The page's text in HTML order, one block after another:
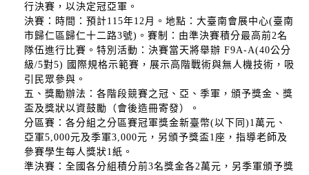
行決賽，以決定冠亞軍。
決賽：時間：預計115年12月。地點：大臺南會展中心(臺南
市歸仁區歸仁十二路3號)。賽制：由準決賽積分最高前2名
隊伍進行比賽。特別活動：決賽當天將舉辦 F9A-A(40公分
級/5對5) 國際規格示範賽，展示高階戰術與無人機技術，吸
引民眾參與。
五、獎勵辦法：各階段競賽之冠、亞、季軍，頒予獎金、獎
盃及獎狀以資鼓勵（會後造冊寄發）。
分區賽：各分組之分區賽冠軍獎金新臺幣(以下同)1萬元、
亞軍5,000元及季軍3,000元，另頒予獎盃1座，指導老師及
參賽學生每人獎狀1紙。
準決賽：全國各分組積分前3名獎金各2萬元，另季軍頒予獎